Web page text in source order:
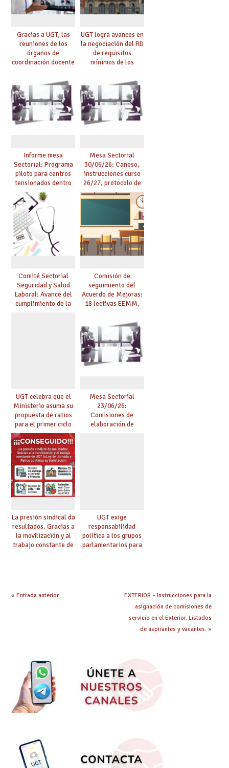
Gracias a UGT, las
reuniones de los
órganos de
coordinación docente
de manera
telemática, sin exigir
presencialidad en el
centro
UGT logra avances en
la negociación del RD
de requisitos
mínimos de los
exige al Ministerio
que los compromisos
se materialicen con
la mayor agilidad
posible
Informe mesa
Sectorial: Programa
piloto para centros
tensionados dentro
del marco del
Acuerdo de Mejoras y
evaluación del curso
25/26
Mesa Sectorial
30/06/26: Canoso,
instrucciones curso
26/27, protocolo de
agresiones.
Comité Sectorial
Seguridad y Salud
Laboral: Avance del
cumplimiento de la
Comisión de
seguimiento del
Acuerdo de Mejoras:
18 lectivas EEMM,
mayores 55 y pilotaje
en centros
tensionados
UGT celebra que el
Ministerio asuma su
propuesta de ratios
para el primer ciclo
de Infantil y pide
extender la misma
ambición al resto de
etapas
Mesa Sectorial
23/06/26:
Comisiones de
elaboración de
La presión sindical da
resultados. Gracias a
la movilización y al
trabajo constante de
UGT exige
responsabilidad
política a los grupos
parlamentarios para
« Entrada anterior
EXTERIOR – Instrucciones para la
asignación de comisiones de
servicio en el Exterior. Listados
de aspirantes y vacantes.»